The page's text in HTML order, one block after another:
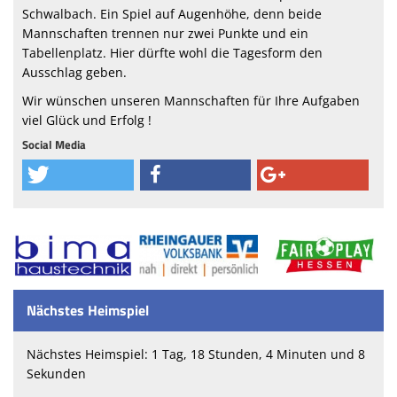
Schwalbach. Ein Spiel auf Augenhöhe, denn beide
Mannschaften trennen nur zwei Punkte und ein
Tabellenplatz. Hier dürfte wohl die Tagesform den
Ausschlag geben.
Wir wünschen unseren Mannschaften für Ihre Aufgaben
viel Glück und Erfolg !
Social Media
Nächstes Heimspiel
Nächstes Heimspiel: 1 Tag, 18 Stunden, 4 Minuten und 7
Sekunden